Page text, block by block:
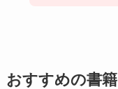
おすすめの書